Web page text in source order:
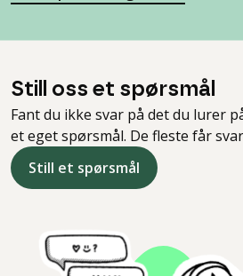
Still oss et spørsmål
Fant du ikke svar på det du lurer
et eget spørsmål. De fleste får
Still et spørsmål